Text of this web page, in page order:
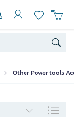
Other Power tools